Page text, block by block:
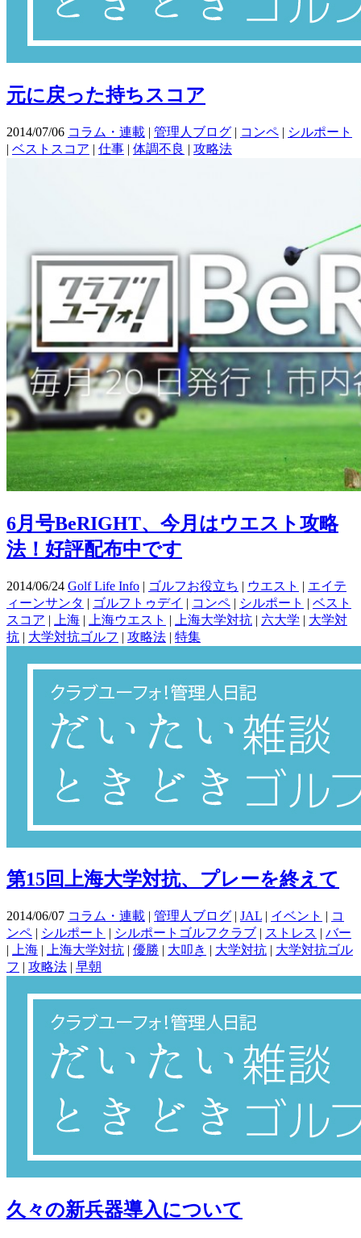
元に戻った持ちスコア
2014/07/06 コラム・連載 | 管理人ブログ | コンペ | シルポート
| ベストスコア | 仕事 | 体調不良 | 攻略法
6月号BeRIGHT、今月はウエスト攻略
法！好評配布中です
2014/06/24 Golf Life Info | ゴルフお役立ち | ウエスト | エイテ
ィーンサンタ | ゴルフトゥデイ | コンペ | シルポート | ベスト
スコア | 上海 | 上海ウエスト | 上海大学対抗 | 六大学 | 大学対
抗 | 大学対抗ゴルフ | 攻略法 | 特集
第15回上海大学対抗、プレーを終えて
2014/06/07 コラム・連載 | 管理人ブログ | JAL | イベント | コ
ンペ | シルポート | シルポートゴルフクラブ | ストレス | バー
|
上海 | 上海大学対抗 | 優勝 | 大叩き | 大学対抗 | 大学対抗ゴル
フ | 攻略法 | 早朝
久々の新兵器導入について